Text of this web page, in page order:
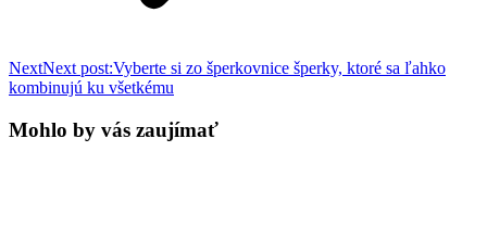
NextNext post:Vyberte si zo šperkovnice šperky, ktoré sa ľahko
kombinujú ku všetkému
Mohlo by vás zaujímať